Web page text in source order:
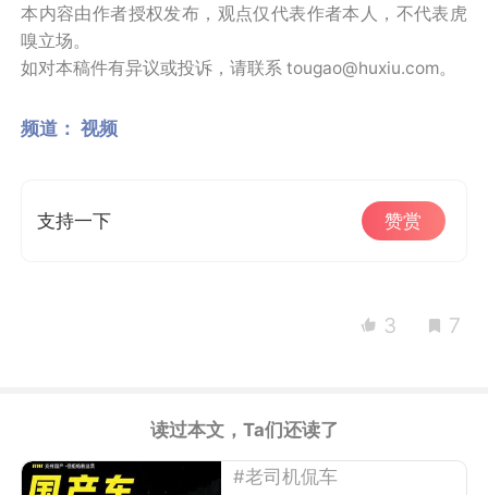
本内容由作者授权发布，观点仅代表作者本人，不代表虎
嗅立场。
如对本稿件有异议或投诉，请联系 tougao@huxiu.com。
频道： 视频
支持一下 赞赏
3 7
读过本文，Ta们还读了
#老司机侃车